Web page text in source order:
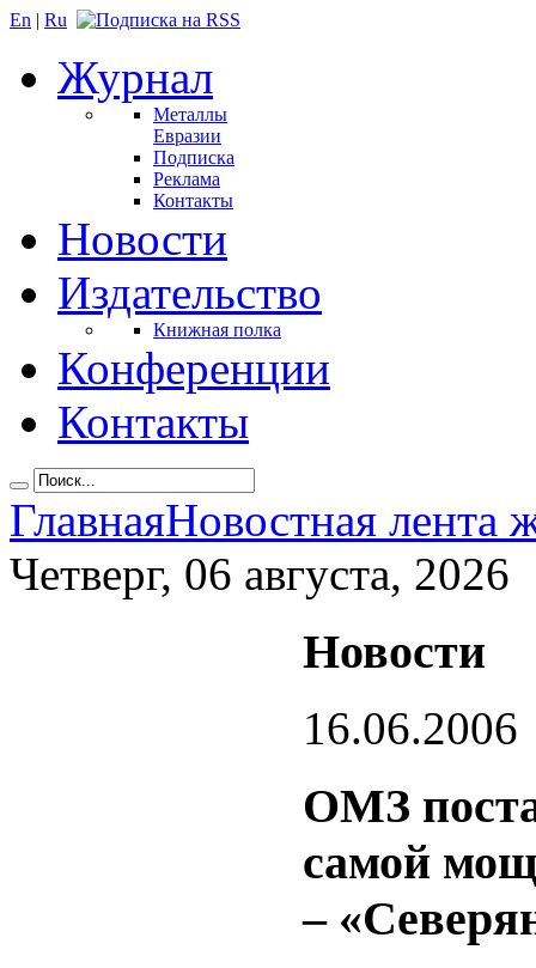
En | Ru
Журнал
Металлы
Евразии
Подписка
Реклама
Контакты
Новости
Издательство
Книжная полка
Конференции
Контакты
ГлавнаяНовостная лента
Четверг, 06 августа, 2026
Новости
16.06.2006
ОМЗ
самой
–